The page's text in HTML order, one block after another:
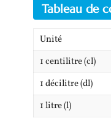
Tableau de
Unité
1 centilitre (cl)
1 décilitre (dl)
1 litre (l)